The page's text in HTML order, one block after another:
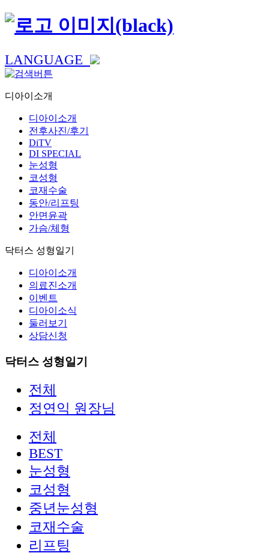
LANGUAGE
디아이소개
디아이소개
전후사진/후기
DiTV
DI SPECIAL
눈성형
코성형
코재수술
동안/리프팅
안면윤곽
가슴/체형
닥터스 성형일기
디아이소개
의료진소개
이벤트
디아이소식
둘러보기
상담신청
닥터스 성형일기
전체
정연익 원장님
전체
BEST
눈성형
코성형
중년눈성형
코재수술
리프팅